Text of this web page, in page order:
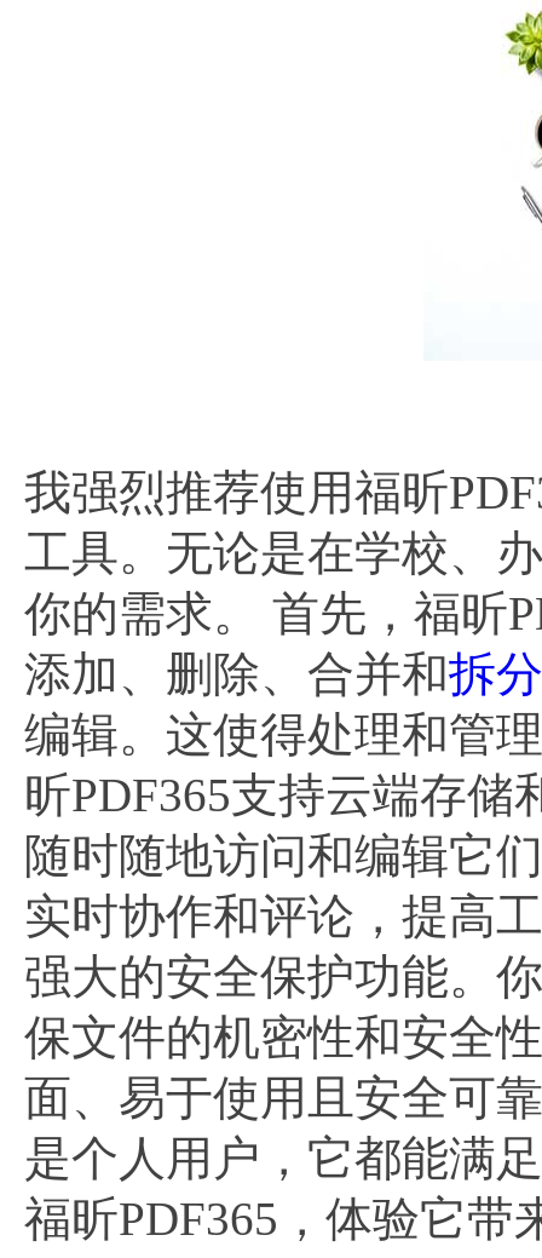
我强烈推荐使用福昕
工具。无论是在学校、
你的需求。 首先，福昕
添加、删除、合并和拆
编辑。这使得处理和管
昕PDF365支持云端存
随时随地访问和编辑它
实时协作和评论，提高
强大的安全保护功能。
保文件的机密性和安全
面、易于使用且安全可
是个人用户，它都能满
福昕PDF365，体验它带